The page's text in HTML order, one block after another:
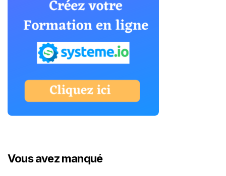
Vous avez manqué